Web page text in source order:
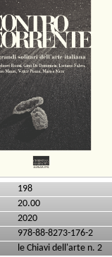
198
20.00
2020
978-88-8273-176-2
le Chiavi dell'arte n. 2